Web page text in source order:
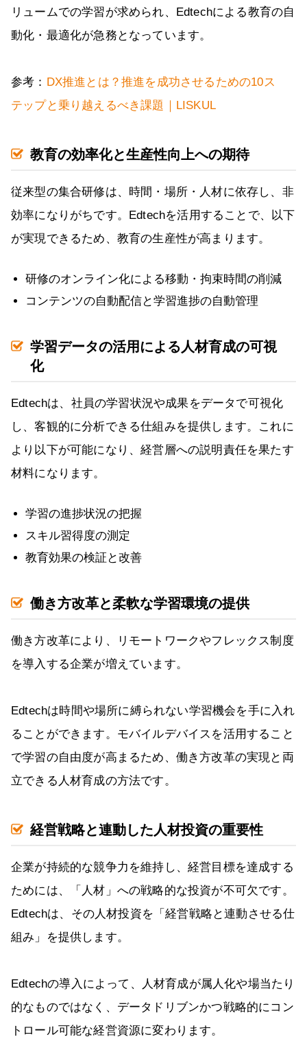
リュームでの学習が求められ、Edtechによる教育の自
動化・最適化が急務となっています。
参考： DX推進とは？推進を成功させるための10ス
テップと乗り越えるべき課題｜LISKUL
教育の効率化と生産性向上への期待
従来型の集合研修は、時間・場所・人材に依存し、非
効率になりがちです。Edtechを活用することで、以下
が実現できるため、教育の生産性が高まります。
研修のオンライン化による移動・拘束時間の削減
コンテンツの自動配信と学習進捗の自動管理
学習データの活用による人材育成の可視
化
Edtechは、社員の学習状況や成果をデータで可視化
し、客観的に分析できる仕組みを提供します。これに
より以下が可能になり、経営層への説明責任を果たす
材料になります。
学習の進捗状況の把握
スキル習得度の測定
教育効果の検証と改善
働き方改革と柔軟な学習環境の提供
働き方改革により、リモートワークやフレックス制度
を導入する企業が増えています。
Edtechは時間や場所に縛られない学習機会を手に入れ
ることができます。モバイルデバイスを活用すること
で学習の自由度が高まるため、働き方改革の実現と両
立できる人材育成の方法です。
経営戦略と連動した人材投資の重要性
企業が持続的な競争力を維持し、経営目標を達成する
ためには、「人材」への戦略的な投資が不可欠です。
Edtechは、その人材投資を「経営戦略と連動させる仕
組み」を提供します。
Edtechの導入によって、人材育成が属人化や場当たり
的なものではなく、データドリブンかつ戦略的にコン
トロール可能な経営資源に変わります。